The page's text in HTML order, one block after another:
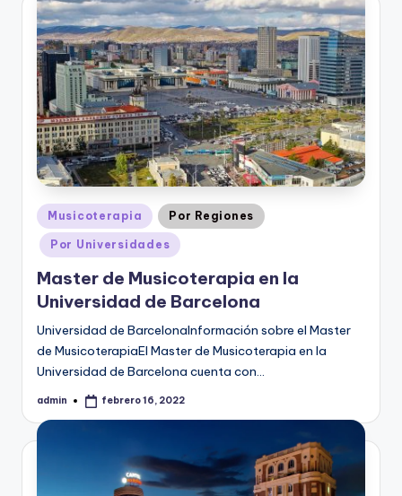
Publicado
en
Musicoterapia Por Regiones
Por Universidades
Master de Musicoterapia en la
Universidad de Barcelona
Universidad de BarcelonaInformación sobre el Master
de MusicoterapiaEl Master de Musicoterapia en la
Universidad de Barcelona cuenta con…
Publicado
admin febrero 16, 2022